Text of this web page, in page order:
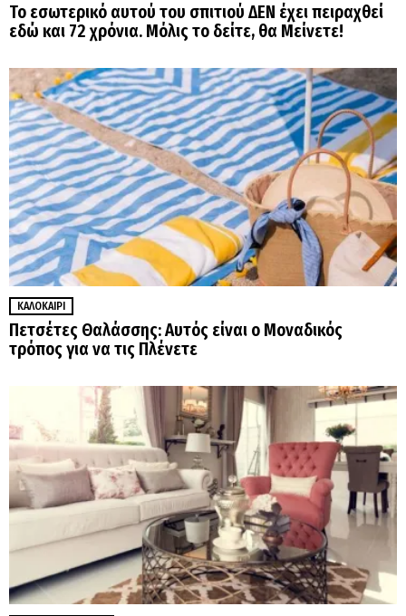
Το εσωτερικό αυτού του σπιτιού ΔΕΝ έχει πειραχθεί
εδώ και 72 χρόνια. Μόλις το δείτε, θα Μείνετε!
ΚΑΛΟΚΑΊΡΙ
Πετσέτες Θαλάσσης: Αυτός είναι ο Μοναδικός
τρόπος για να τις Πλένετε